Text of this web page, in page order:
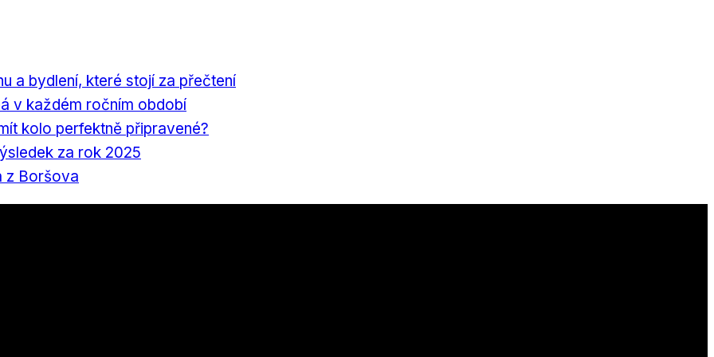
a bydlení, které stojí za přečtení
v každém ročním období
kolo perfektně připravené?
za rok 2025
z Boršova